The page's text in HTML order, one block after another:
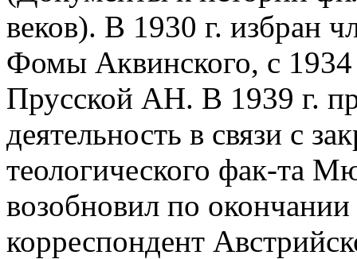
веков). В 1930 г. избран
Фомы Аквинского, с
Прусской АН. В 1939 г.
деятельность в связи с
теологического фак-та
возобновил по
корреспондент